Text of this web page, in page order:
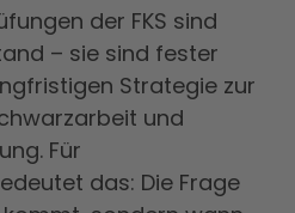
der FKS sind
– sie sind fester
Strategie zur
und
Für
das: Die Frage